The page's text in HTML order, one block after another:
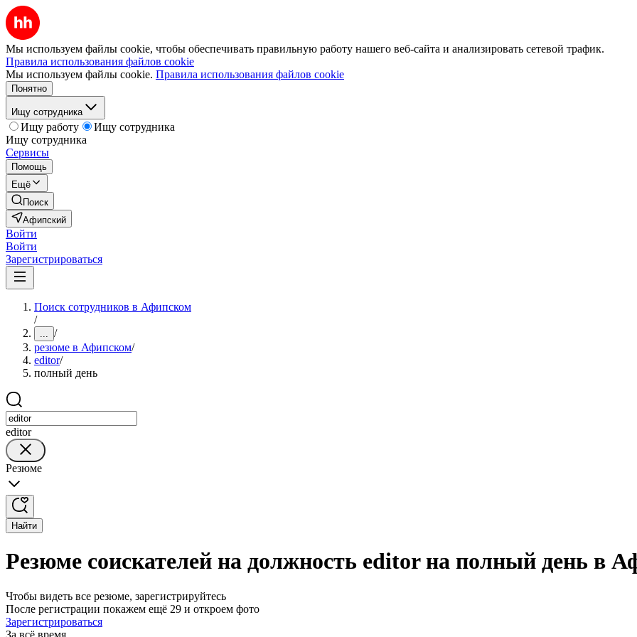
Мы используем файлы cookie, чтобы обеспечивать правильную работу нашего веб-сайта и анализировать сетевой трафик.
Правила использования файлов cookie
Мы используем файлы cookie. Правила использования файлов cookie
Понятно
Ищу сотрудника
Ищу работу
Ищу сотрудника
Ищу сотрудника
Сервисы
Помощь
Ещё
Поиск
Афипский
Войти
Войти
Зарегистрироваться
Поиск сотрудников в Афипском
/
... /
резюме в Афипском/
editor/
полный день
editor
Резюме
Найти
Резюме соискателей на должность editor на полный день в
Чтобы видеть все резюме, зарегистрируйтесь
После регистрации покажем ещё 29 и откроем фото
Зарегистрироваться
За всё время